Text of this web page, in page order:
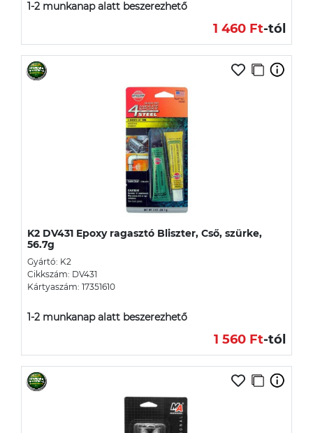
1-2 munkanap alatt beszerezhető
1 460 Ft-tól
K2 DV431 Epoxy ragasztó Bliszter, Cső, szürke,
56.7g
Gyártó: K2
Cikkszám: DV431
Kártyaszám: 17351610
1-2 munkanap alatt beszerezhető
1 560 Ft-tól